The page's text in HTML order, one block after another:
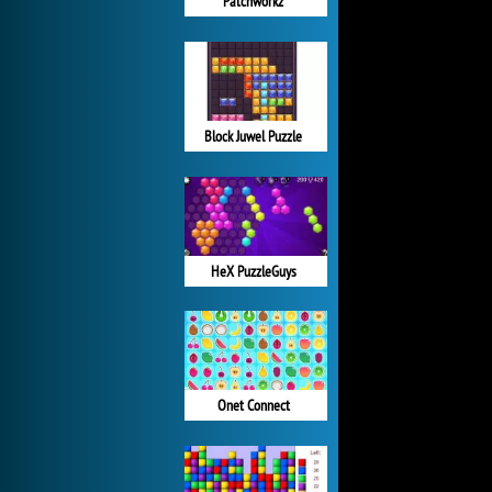
Block Juwel Puzzle
HeX PuzzleGuys
Onet Connect